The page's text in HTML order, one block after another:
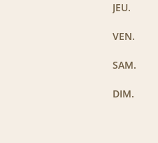
JEU.
VEN.
SAM.
DIM.